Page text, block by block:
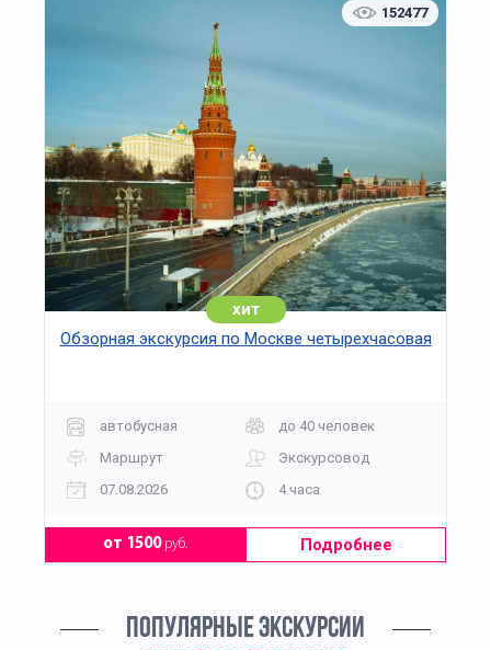
152477
хит
Обзорная экскурсия по Москве четырехчасовая
автобусная
до 40 человек
Маршрут
Экскурсовод
07.08.2026
4 часа
от 1500руб. Подробнее
ПОПУЛЯРНЫЕ ЭКСКУРСИИ